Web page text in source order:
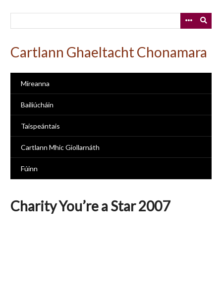
Cartlann Ghaeltacht Chonamara
Míreanna
Bailiúcháin
Taispeántais
Cartlann Mhic Giollarnáth
Fúinn
Charity You’re a Star 2007